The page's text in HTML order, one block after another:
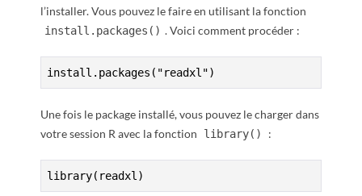
l’installer. Vous pouvez le faire en utilisant la fonction
install.packages() . Voici comment procéder :
install.packages("readxl")
Une fois le package installé, vous pouvez le charger dans
votre session R avec la fonction
library() :
library(readxl)